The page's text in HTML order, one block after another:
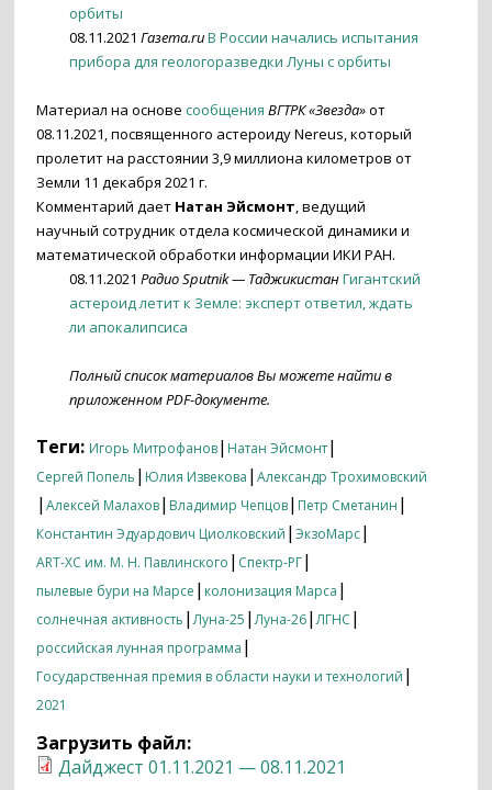
орбиты
08.11.2021Газета.ruВ России начались испытания
прибора для геологоразведки Луны с орбиты
Материал на основесообщения ВГТРК «Звезда»от
08.11.2021, посвященного астероиду Nereus, который
пролетит на расстоянии 3,9 миллиона километров от
Земли 11 декабря 2021 г.
Комментарий дает Натан Эйсмонт, ведущий
научный сотрудник отдела космической динамики и
математической обработки информации ИКИ РАН.
08.11.2021Радио Sputnik — ТаджикистанГигантский
астероид летит к Земле: эксперт ответил, ждать
ли апокалипсиса
Полный список материалов Вы можете найти в
приложенном PDF-документе.
Теги: Игорь Митрофанов| Натан Эйсмонт|
Сергей Попель | Юлия Извекова |Александр Трохимовский
|Алексей Малахов| Владимир Чепцов| Петр Сметанин |
Константин Эдуардович Циолковский |ЭкзоМарс|
ART-XC им. М. Н. Павлинского | Спектр-РГ|
пылевые бури на Марсе | колонизация Марса |
солнечная активность |Луна-25 |Луна-26|ЛГНС |
российская лунная программа |
Государственная премия в области науки и технологий |
2021
Загрузить файл:
Дайджест 01.11.2021 — 08.11.2021